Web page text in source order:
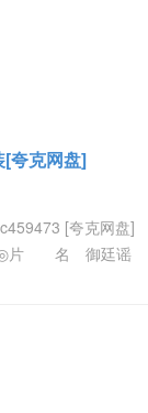
[夸克网盘]
[夸克网盘]
◎片 名 御廷谣